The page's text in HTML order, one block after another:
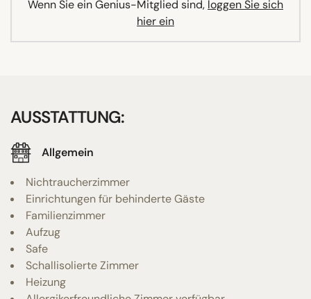
Wenn Sie ein Genius-Mitglied sind, loggen Sie sich
hier ein
AUSSTATTUNG:
Allgemein
Nichtraucherzimmer
Einrichtungen für behinderte Gäste
Familienzimmer
Aufzug
Safe
Schallisolierte Zimmer
Heizung